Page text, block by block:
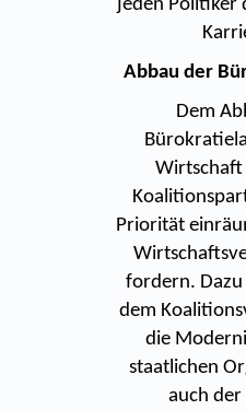
jeden Politiker
Abbau der
Dem
Priorität
fordern.
dem
die
staatlichen
auch der